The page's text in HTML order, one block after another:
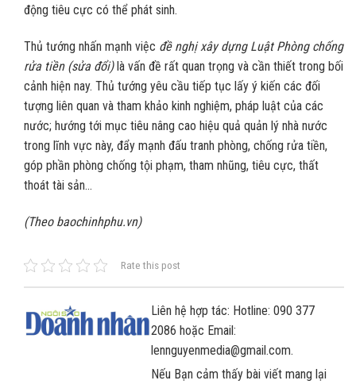
động tiêu cực có thể phát sinh.
Thủ tướng nhấn mạnh việc đề nghị xây dựng Luật Phòng chống
rửa tiền (sửa đổi)là vấn đề rất quan trọng và cần thiết trong bối
cảnh hiện nay. Thủ tướng yêu cầu tiếp tục lấy ý kiến các đối
tượng liên quan và tham khảo kinh nghiệm, pháp luật của các
nước; hướng tới mục tiêu nâng cao hiệu quả quản lý nhà nước
trong lĩnh vực này, đẩy mạnh đấu tranh phòng, chống rửa tiền,
góp phần phòng chống tội phạm, tham nhũng, tiêu cực, thất
thoát tài sản…
(Theo baochinhphu.vn)
Rate this post
Liên hệ hợp tác: Hotline: 090 377
2086 hoặc Email:
lennguyenmedia@gmail.com.
Nếu Bạn cảm thấy bài viết mang lại